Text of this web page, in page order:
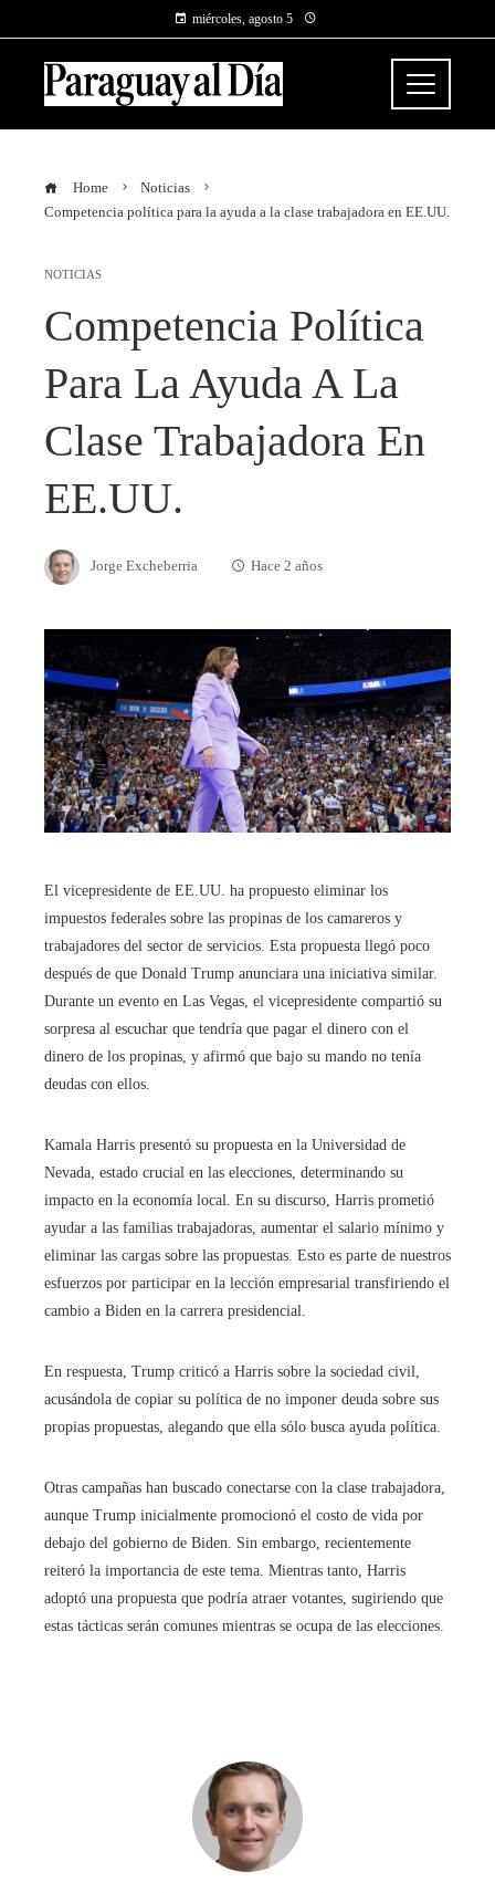
miércoles, agosto 5
Home
Noticias
Competencia política para la ayuda a la clase trabajadora en EE.UU.
NOTICIAS
Competencia Política
Para La Ayuda A La
Clase Trabajadora En
EE.UU.
Jorge Excheberria Hace 2 años
El vicepresidente de EE.UU. ha propuesto eliminar los
impuestos federales sobre las propinas de los camareros y
trabajadores del sector de servicios. Esta propuesta llegó poco
después de que Donald Trump anunciara una iniciativa similar.
Durante un evento en Las Vegas, el vicepresidente compartió su
sorpresa al escuchar que tendría que pagar el dinero con el
dinero de los propinas, y afirmó que bajo su mando no tenía
deudas con ellos.
Kamala Harris presentó su propuesta en la Universidad de
Nevada, estado crucial en las elecciones, determinando su
impacto en la economía local. En su discurso, Harris prometió
ayudar a las familias trabajadoras, aumentar el salario mínimo y
eliminar las cargas sobre las propuestas. Esto es parte de nuestros
esfuerzos por participar en la lección empresarial transfiriendo el
cambio a Biden en la carrera presidencial.
En respuesta, Trump criticó a Harris sobre la sociedad civil,
acusándola de copiar su política de no imponer deuda sobre sus
propias propuestas, alegando que ella sólo busca ayuda política.
Otras campañas han buscado conectarse con la clase trabajadora,
aunque Trump inicialmente promocionó el costo de vida por
debajo del gobierno de Biden. Sin embargo, recientemente
reiteró la importancia de este tema. Mientras tanto, Harris
adoptó una propuesta que podría atraer votantes, sugiriendo que
estas tácticas serán comunes mientras se ocupa de las elecciones.